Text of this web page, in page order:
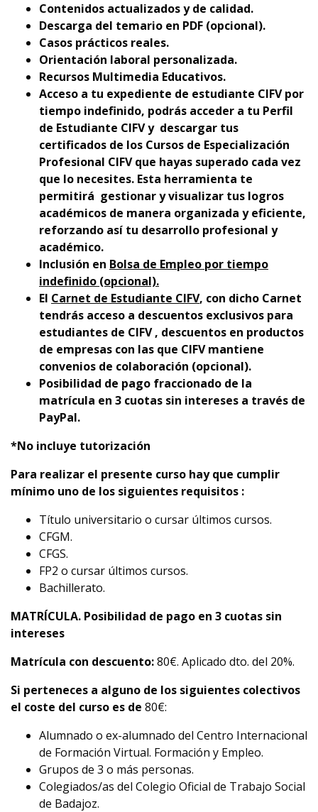
Contenidos actualizados y de calidad.
Descarga del temario en PDF (opcional).
Casos prácticos reales.
Orientación laboral personalizada.
Recursos Multimedia Educativos.
Acceso a tu expediente de estudiante CIFV por
tiempo indefinido, podrás acceder a tu Perfil
de Estudiante CIFV y descargar tus
certificados de los Cursos de Especialización
Profesional CIFV que hayas superado cada vez
que lo necesites. Esta herramienta te
permitirá gestionar y visualizar tus logros
académicos de manera organizada y eficiente,
reforzando así tu desarrollo profesional y
académico.
Inclusión en Bolsa de Empleo por tiempo
indefinido (opcional).
El Carnet de Estudiante CIFV, con dicho Carnet
tendrás acceso a descuentos exclusivos para
estudiantes de CIFV , descuentos en productos
de empresas con las que CIFV mantiene
convenios de colaboración (opcional).
Posibilidad de pago fraccionado de la
matrícula en 3 cuotas sin intereses a través de
PayPal.
*No incluye tutorización
Para realizar el presente curso hay que cumplir
mínimo uno de los siguientes requisitos :
Título universitario o cursar últimos cursos.
CFGM.
CFGS.
FP2 o cursar últimos cursos.
Bachillerato.
MATRÍCULA. Posibilidad de pago en 3 cuotas sin
intereses
Matrícula con descuento:80€. Aplicado dto. del 20%.
Si perteneces a alguno de los siguientes colectivos
el coste del curso es de 80€:
Alumnado o ex-alumnado del Centro Internacional
de Formación Virtual. Formación y Empleo.
Grupos de 3 o más personas.
Colegiados/as del Colegio Oficial de Trabajo Social
de Badajoz.